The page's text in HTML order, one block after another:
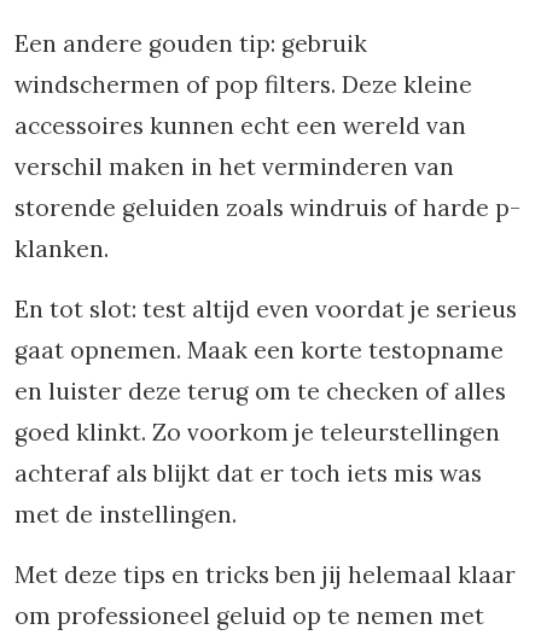
Een andere gouden tip: gebruik
windschermen of pop filters. Deze kleine
accessoires kunnen echt een wereld van
verschil maken in het verminderen van
storende geluiden zoals windruis of harde p-
klanken.
En tot slot: test altijd even voordat je serieus
gaat opnemen. Maak een korte testopname
en luister deze terug om te checken of alles
goed klinkt. Zo voorkom je teleurstellingen
achteraf als blijkt dat er toch iets mis was
met de instellingen.
Met deze tips en tricks ben jij helemaal klaar
om professioneel geluid op te nemen met